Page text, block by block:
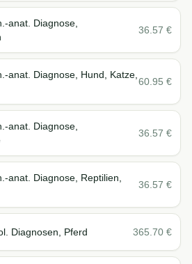
anat. Diagnose,
36.57 €
anat. Diagnose, Hund, Katze,
60.95 €
anat. Diagnose,
36.57 €
anat. Diagnose, Reptilien,
36.57 €
Diagnosen, Pferd 365.70 €